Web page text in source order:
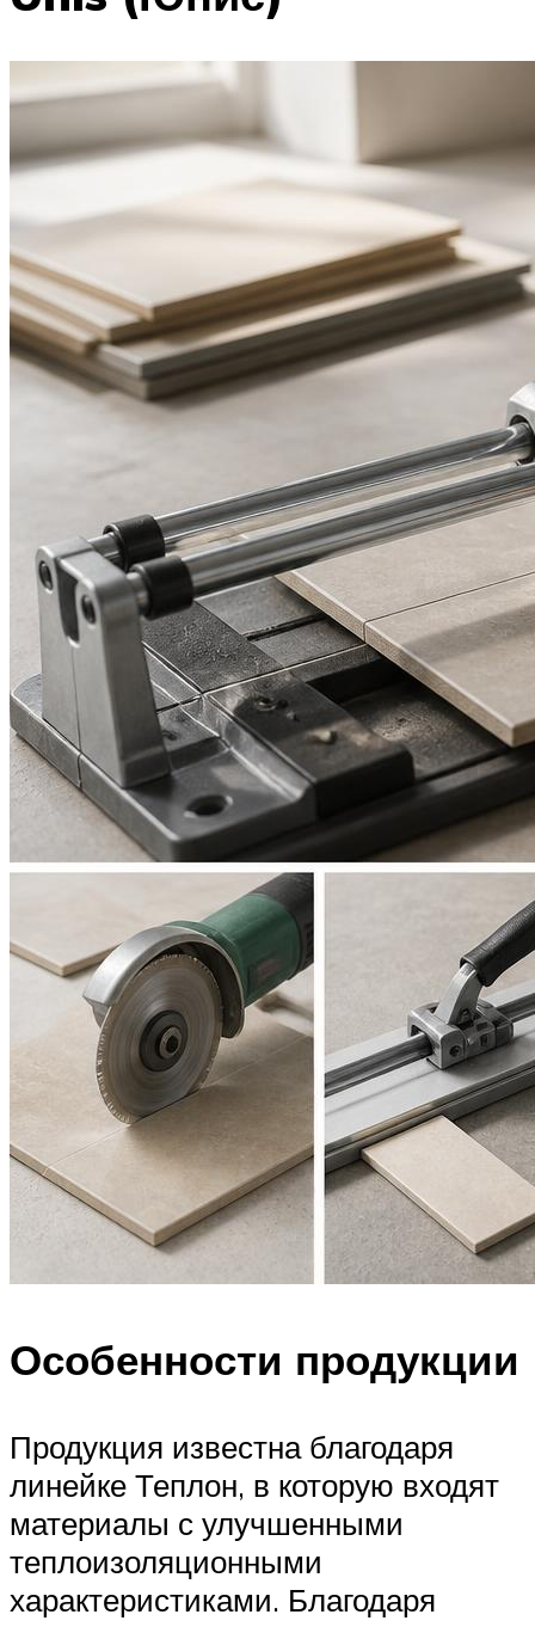
Особенности продукции
Продукция известна благодаря
линейке Теплон, в которую входят
материалы с улучшенными
теплоизоляционными
характеристиками. Благодаря